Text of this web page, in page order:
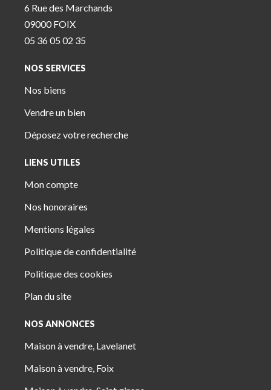
6 Rue des Marchands
09000 FOIX
05 36 05 02 35
NOS SERVICES
Nos biens
Vendre un bien
Déposez votre recherche
LIENS UTILES
Mon compte
Nos honoraires
Mentions légales
Politique de confidentialité
Politique des cookies
Plan du site
NOS ANNONCES
Maison à vendre, Lavelanet
Maison à vendre, Foix